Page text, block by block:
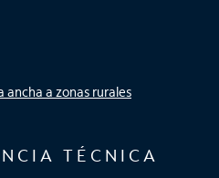
ancha a zonas rurales
TÉCNICA